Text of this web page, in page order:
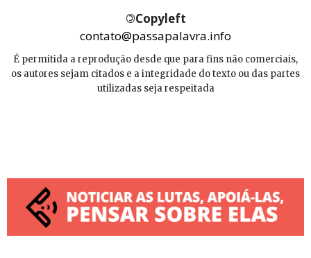
©Copyleft
contato@passapalavra.info
É permitida a reprodução desde que para fins não comerciais,
os autores sejam citados e a integridade do texto ou das partes
utilizadas seja respeitada